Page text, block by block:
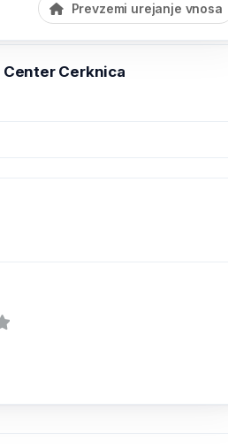
Prevzemi urejanje vnosa
Cerknica